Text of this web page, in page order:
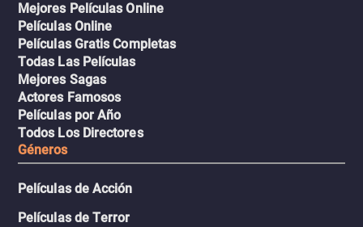
Mejores Películas Online
Películas Online
Películas Gratis Completas
Todas Las Películas
Mejores Sagas
Actores Famosos
Películas por Año
Todos Los Directores
Géneros
Películas de Acción
Películas de Terror